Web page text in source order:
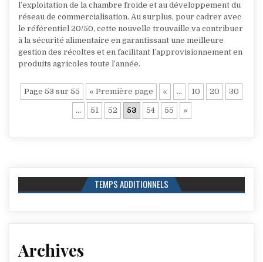
l’exploitation de la chambre froide et au développement du
réseau de commercialisation. Au surplus, pour cadrer avec
le référentiel 20/50, cette nouvelle trouvaille va contribuer
à la sécurité alimentaire en garantissant une meilleure
gestion des récoltes et en facilitant l’approvisionnement en
produits agricoles toute l’année.
Page 53 sur 55 « Première page « … 10 20 30
… 51 52 53 54 55 »
TEMPS ADDITIONNELS
Archives